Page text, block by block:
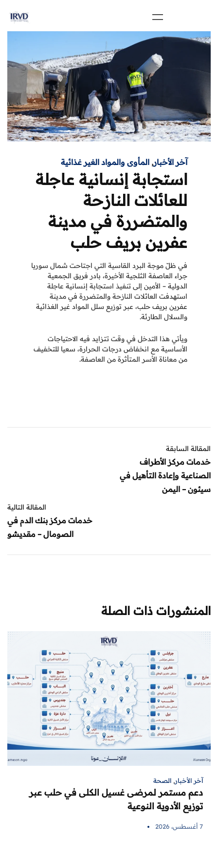
آخر الأخبار, المأوى والمواد الغير غذائية
استجابة إنسانية عاجلة
للعائلات النازحة
والمتضررة في مدينة
عفرين بريف حلب
في ظلّ موجة البرد القاسية التي اجتاحت شمال سوريا
جراء العاصفة الثلجية الأخيرة، بادر فريق الجمعية
الدولية – الأمين إلى تنفيذ استجابة إنسانية عاجلة
استهدفت العائلات النازحة والمتضررة في مدينة
عفرين بريف حلب، عبر توزيع سلل المواد غير الغذائية
والسلال الطارئة.
ويأتي هذا التدخل في وقت تتزايد فيه الاحتياجات
الأساسية مع انخفاض درجات الحرارة، سعيا للتخفيف
من معاناة الأسر المتأثرة من العاصفة.
المقالة السابقة
خدمات مركز الأطراف
الصناعية وإعادة التأهيل في
سيئون – اليمن
المقالة التالية
خدمات مركز بنك الدم في
الصومال – مقديشو
المنشورات ذات الصلة
آخر الأخبار, الصحة
دعم مستمر لمرضى غسيل الكلى في حلب عبر
توزيع الأدوية النوعية
7 أغسطس، 2026